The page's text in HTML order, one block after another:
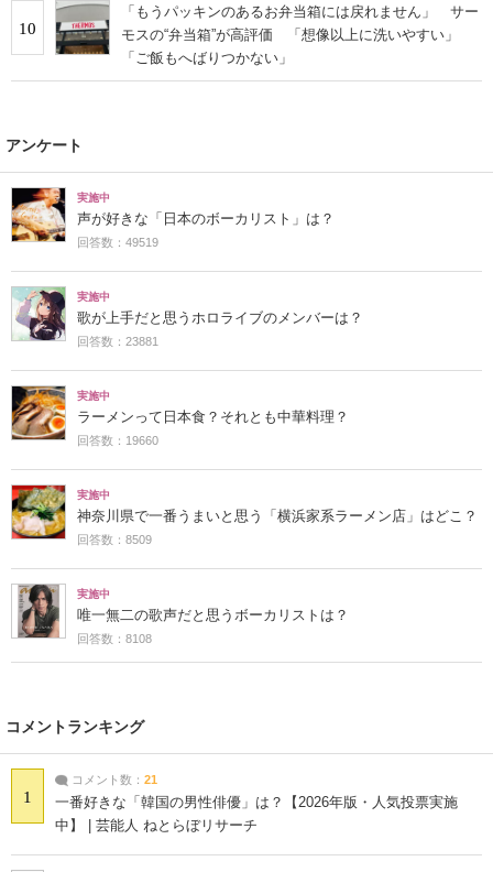
10
「もうパッキンのあるお弁当箱には戻れません」 サー
モスの“弁当箱”が高評価 「想像以上に洗いやすい」
「ご飯もへばりつかない」
アンケート
実施中
声が好きな「日本のボーカリスト」は？
回答数：49519
実施中
歌が上手だと思うホロライブのメンバーは？
回答数：23881
実施中
ラーメンって日本食？それとも中華料理？
回答数：19660
実施中
神奈川県で一番うまいと思う「横浜家系ラーメン店」はどこ？
回答数：8509
実施中
唯一無二の歌声だと思うボーカリストは？
回答数：8108
コメントランキング
1
コメント数： 21
一番好きな「韓国の男性俳優」は？【2026年版・人気投票実施
中】 | 芸能人 ねとらぼリサーチ